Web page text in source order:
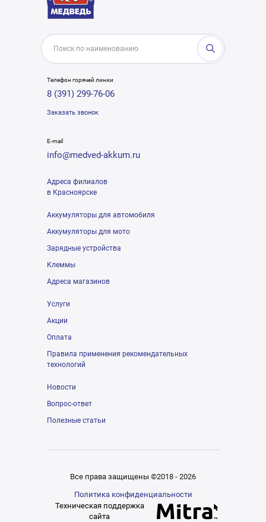
Телефон горячей линии
8 (391) 299-76-06
Заказать звонок
E-mail
info@medved-akkum.ru
Адреса филиалов
в Красноярске
Аккумуляторы для автомобиля
Аккумуляторы для мото
Зарядные устройства
Клеммы
Адреса магазинов
Услуги
Акции
Оплата
Правила применения рекомендательных
технологий
Новости
Вопрос-ответ
Полезные статьи
Все права защищены ©2018 - 2026
Политика конфиденциальности
Техническая поддержка
сайта